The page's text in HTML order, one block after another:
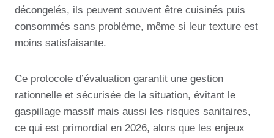
décongelés, ils peuvent souvent être cuisinés puis
consommés sans problème, même si leur texture est
moins satisfaisante.
Ce protocole d’évaluation garantit une gestion
rationnelle et sécurisée de la situation, évitant le
gaspillage massif mais aussi les risques sanitaires,
ce qui est primordial en 2026, alors que les enjeux